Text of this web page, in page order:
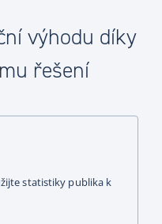
výhodu díky
řešení
statistiky publika k